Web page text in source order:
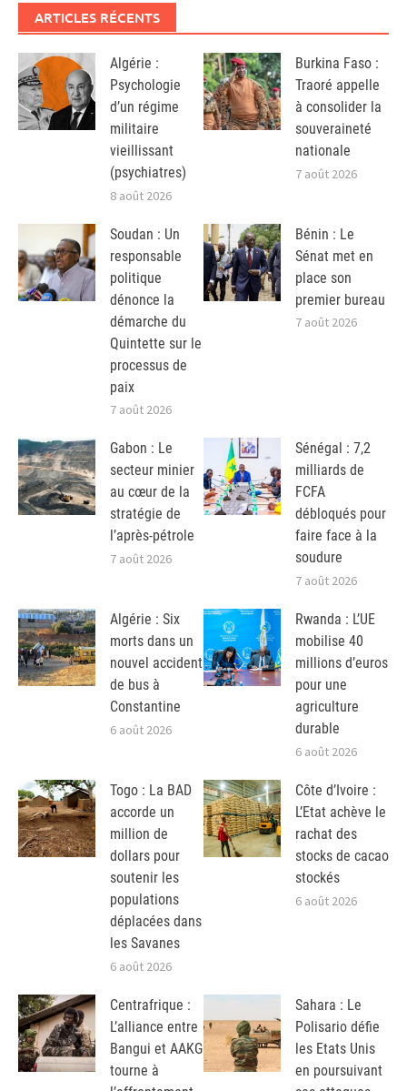
ARTICLES RÉCENTS
Algérie :
Psychologie
d’un régime
militaire
vieillissant
(psychiatres)
8 août 2026
Burkina Faso :
Traoré appelle
à consolider la
souveraineté
nationale
7 août 2026
Soudan : Un
responsable
politique
dénonce la
démarche du
Quintette sur le
processus de
paix
7 août 2026
Bénin : Le
Sénat met en
place son
premier bureau
7 août 2026
Gabon : Le
secteur minier
au cœur de la
stratégie de
l’après-pétrole
7 août 2026
Sénégal : 7,2
milliards de
FCFA
débloqués pour
faire face à la
soudure
7 août 2026
Algérie : Six
morts dans un
nouvel accident
de bus à
Constantine
6 août 2026
Rwanda : L’UE
mobilise 40
millions d’euros
pour une
agriculture
durable
6 août 2026
Togo : La BAD
accorde un
million de
dollars pour
soutenir les
populations
déplacées dans
les Savanes
6 août 2026
Côte d’Ivoire :
L’Etat achève le
rachat des
stocks de cacao
stockés
6 août 2026
Centrafrique :
L’alliance entre
Bangui et AAKG
tourne à
Sahara : Le
Polisario défie
les Etats Unis
en poursuivant